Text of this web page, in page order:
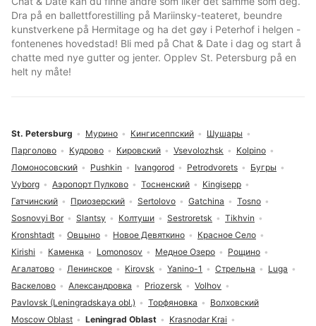
Dra på en ballettforestilling på Mariinsky-teateret, beundre
kunstverkene på Hermitage og ha det gøy i Peterhof i helgen -
fontenenes hovedstad! Bli med på Chat & Date i dag og start å
chatte med nye gutter og jenter. Opplev St. Petersburg på en
helt ny måte!
Moscow Oblast Leningrad Oblast
Krasnodar Krai
St. Petersburg Мурино Кингисеппский
Шушары
Парголово
Кудрово Кировский Vsevolozhsk
Kolpino
Ломоносовский
Pushkin Ivangorod Petrodvorets
Бугры
Vyborg
Аэропорт Пулково Тосненский
Kingisepp
Гатчинский
Приозерский Sertolovo Gatchina
Tosno
Sosnovyi Bor
Slantsy Колтуши Sestroretsk
Tikhvin
Kronshtadt
Овцыно Новое Девяткино
Красное Село
Kirishi
Каменка Lomonosov Медное Озеро
Рощино
Агалатово
Ленинское Kirovsk Yanino-1 Стрельна
Luga
Васкелово
Александровка Priozersk
Volhov
Pavlovsk (Leningradskaya obl.)
Торфяновка Волховский